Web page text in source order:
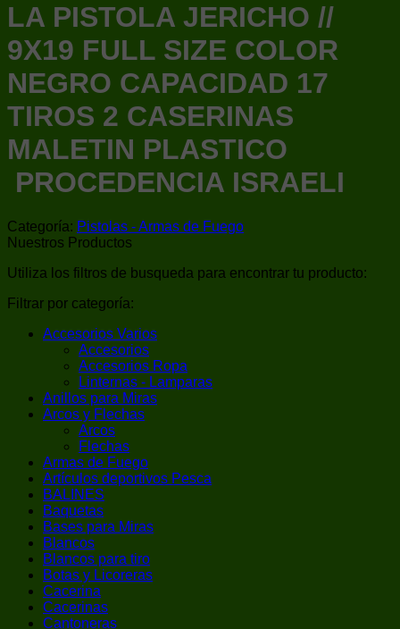
LA PISTOLA JERICHO //
9X19 FULL SIZE COLOR
NEGRO CAPACIDAD 17
TIROS 2 CASERINAS
MALETIN PLASTICO
PROCEDENCIA ISRAELI
Categoría: Pistolas - Armas de Fuego
Nuestros Productos
Utiliza los filtros de busqueda para encontrar tu producto:
Filtrar por categoría:
Accesorios Varios
Accesorios
Accesorios Ropa
Linternas - Lamparas
Anillos para Miras
Arcos y Flechas
Arcos
Flechas
Armas de Fuego
Artículos deportivos Pesca
BALINES
Baquetas
Bases para Miras
Blancos
Blancos para tiro
Botas y Licoreras
Cacerina
Cacerinas
Cantoneras